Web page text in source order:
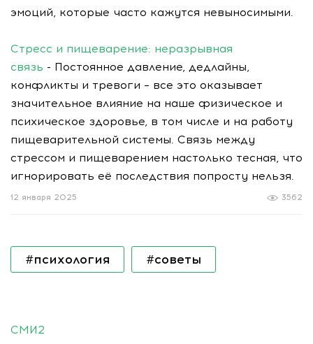
эмоций, которые часто кажутся невыносимыми.
Стресс и пищеварение: неразрывная
связь - Постоянное давление, дедлайны,
конфликты и тревоги – все это оказывает
значительное влияние на наше физическое и
психическое здоровье, в том числе и на работу
пищеварительной системы. Связь между
стрессом и пищеварением настолько тесная, что
игнорировать её последствия попросту нельзя.
3562
12 января 2025
#психология #советы
СМИ2